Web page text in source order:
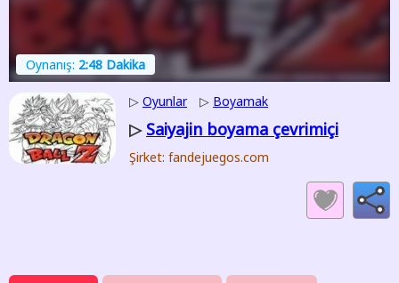
Oynanış: 2:48 Dakika
▷ Oyunlar ▷ Boyamak
▷ Saiyajin boyama çevrimiçi
Şirket: fandejuegos.com